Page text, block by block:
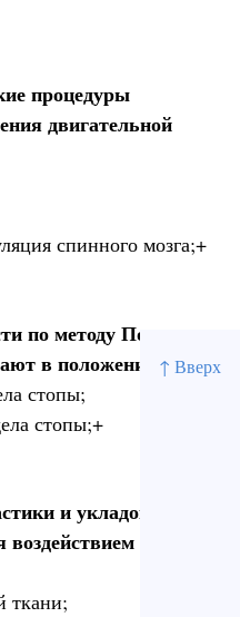
↑ Вверх
процедуры
двигательной
спинного мозга;+
по методу Понсети
в положении
стопы;
стопы;+
и укладок при
на
ткани;